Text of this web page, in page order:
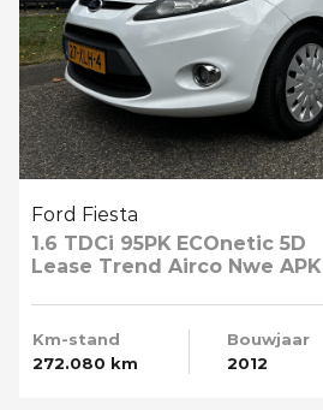
Ford Fiesta
1.6 TDCi 95PK ECOnetic 5D
Lease Trend Airco Nwe APK
Km-stand
272.080 km
Bouwjaar
2012